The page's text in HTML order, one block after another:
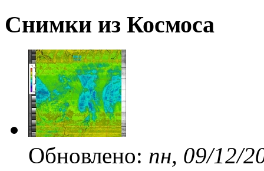
Снимки из Космоса
Обновлено: пн, 09/12/